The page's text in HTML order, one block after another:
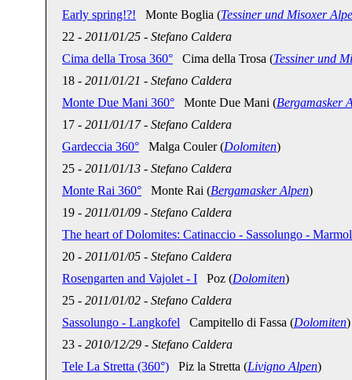
Early spring!?! Monte Boglia (Tessiner und Misoxer
22 - 2011/01/25 - Stefano Caldera
Cima della Trosa 360° Cima della Trosa (Tessiner und
18 - 2011/01/21 - Stefano Caldera
Monte Due Mani 360° Monte Due Mani (Bergamasker
17 - 2011/01/17- Stefano Caldera
Gardeccia 360° Malga Couler (Dolomiten)
25 - 2011/01/13 - Stefano Caldera
Monte Rai 360° Monte Rai (Bergamasker Alpen)
19 - 2011/01/09 - Stefano Caldera
The heart of Dolomites: Catinaccio - Sassolungo -
20 - 2011/01/05 - Stefano Caldera
Rosengarten and Vajolet - I Poz (Dolomiten)
25 - 2011/01/02 - Stefano Caldera
Sassolungo - Langkofel Campitello di Fassa (Dolomiten)
23 - 2010/12/29 - Stefano Caldera
Tele La Stretta (360°) Piz la Stretta (Livigno Alpen)